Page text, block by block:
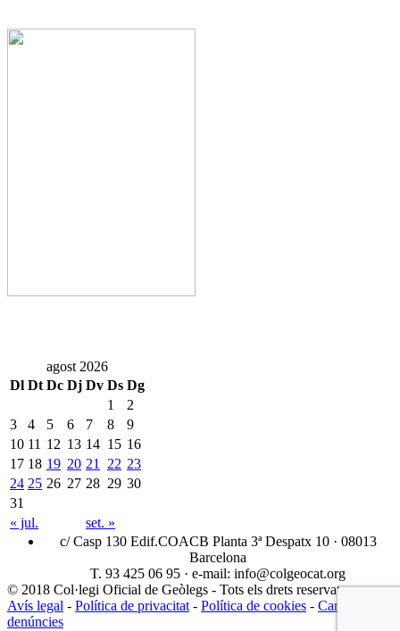
agost 2026
Dl Dt Dc Dj Dv Ds Dg
1
2
3
4 5 6 7 8
9
10 11 12 13 14 15 16
17 18 19 20 21 22 23
24 25 26 27 28 29 30
31
« jul.
set. »
c/ Casp 130 Edif.COACB Planta 3ª Despatx 10 · 08013
Barcelona
T. 93 425 06 95 · e-mail: info@colgeocat.org
© 2018 Col·legi Oficial de Geòlegs - Tots els drets reservats
Avís legal - Política de privacitat - Política de cookies - Canal
denúncies